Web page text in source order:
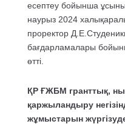
есептеу бойынша
наурыз 2024
проректор
бағдарламалары
өтті.
ҚР ҒЖБМ гранттық,
қаржыландыру
жұмыстарын